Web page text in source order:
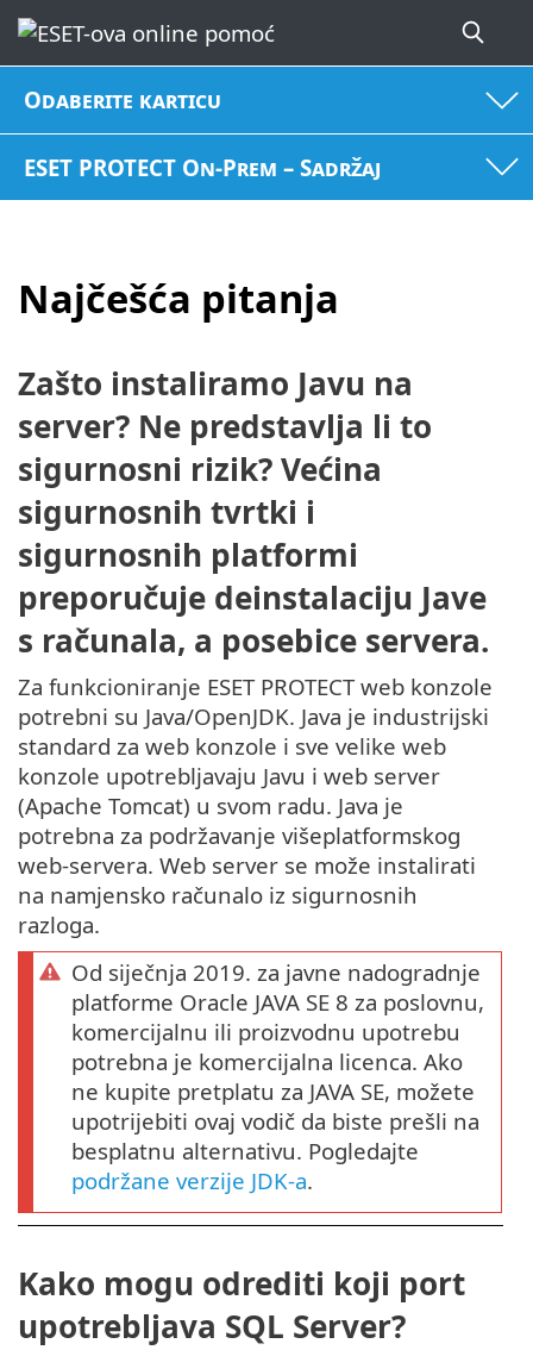
Odaberite karticu
ESET PROTECT On-Prem – Sadržaj
Najčešća pitanja
Zašto instaliramo Javu na
server? Ne predstavlja li to
sigurnosni rizik? Većina
sigurnosnih tvrtki i
sigurnosnih platformi
preporučuje deinstalaciju Jave
s računala, a posebice servera.
Za funkcioniranje ESET PROTECT web konzole
potrebni su Java/OpenJDK. Java je industrijski
standard za web konzole i sve velike web
konzole upotrebljavaju Javu i web server
(Apache Tomcat) u svom radu. Java je
potrebna za podržavanje višeplatformskog
web-servera. Web server se može instalirati
na namjensko računalo iz sigurnosnih
razloga.
Od siječnja 2019. za javne nadogradnje
platforme Oracle JAVA SE 8 za poslovnu,
komercijalnu ili proizvodnu upotrebu
potrebna je komercijalna licenca. Ako
ne kupite pretplatu za JAVA SE, možete
upotrijebiti ovaj vodič da biste prešli na
besplatnu alternativu. Pogledajte
podržane verzije JDK-a.
Kako mogu odrediti koji port
upotrebljava SQL Server?